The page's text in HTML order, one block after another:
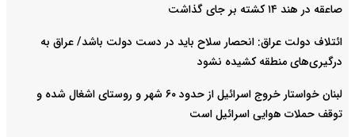
صاعقه در هند ۱۴ کشته بر جای گذاشت
ائتلاف دولت عراق: انحصار سلاح باید در دست دولت باشد/ عراق به
درگیری‌های منطقه کشیده نشود
لبنان خواستار خروج اسرائیل از حدود ۶۰ شهر و روستای اشغال شده‌ و
توقف حملات هوایی اسرائیل است